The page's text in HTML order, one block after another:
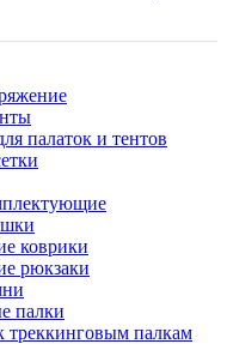
палаток и тентов
коврики
рюкзаки
палки
треккинговым палкам